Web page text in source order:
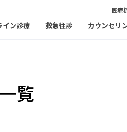
医療
イン診療 救急往診 カウンセリ
覧